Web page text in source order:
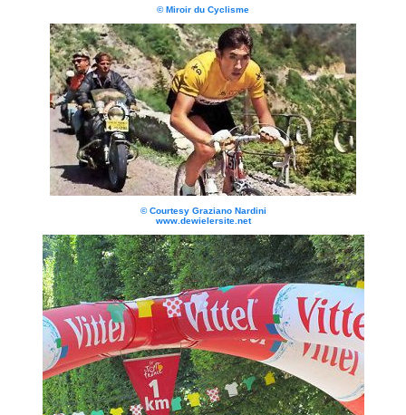
© Miroir du Cyclisme
© Courtesy Graziano Nardini
www.dewielersite.net